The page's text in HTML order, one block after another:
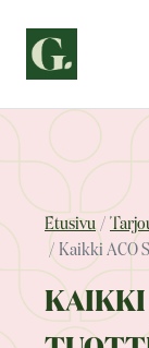
sisältöön
Etusivu
Kaikki ACO
KAIKKI